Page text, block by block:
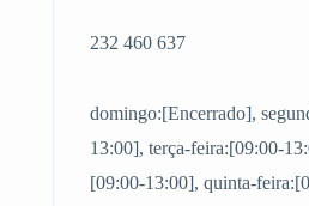
232 460 637
domingo:[Encerrado],
13:00], terça-feira:[09:00-
[09:00-13:00], quinta-